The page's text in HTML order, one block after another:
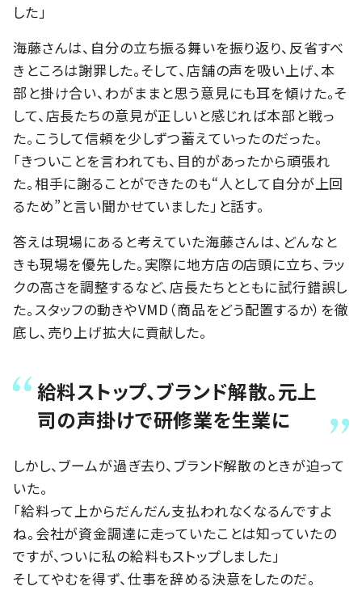
した」
海藤さんは、自分の立ち振る舞いを振り返り、反省すべ
きところは謝罪した。そして、店舗の声を吸い上げ、本
部と掛け合い、わがままと思う意見にも耳を傾けた。そ
して、店長たちの意見が正しいと感じれば本部と戦っ
た。こうして信頼を少しずつ蓄えていったのだった。
「きついことを言われても、目的があったから頑張れ
た。相手に謝ることができたのも“人として自分が上回
るため”と言い聞かせていました」と話す。
答えは現場にあると考えていた海藤さんは、どんなと
きも現場を優先した。実際に地方店の店頭に立ち、ラッ
クの高さを調整するなど、店長たちとともに試行錯誤し
た。スタッフの動きやVMD（商品をどう配置するか）を徹
底し、売り上げ拡大に貢献した。
給料ストップ、ブランド解散。元上
司の声掛けで研修業を生業に
しかし、ブームが過ぎ去り、ブランド解散のときが迫って
いた。
「給料って上からだんだん支払われなくなるんですよ
ね。会社が資金調達に走っていたことは知っていたの
ですが、ついに私の給料もストップしました」
そしてやむを得ず、仕事を辞める決意をしたのだ。